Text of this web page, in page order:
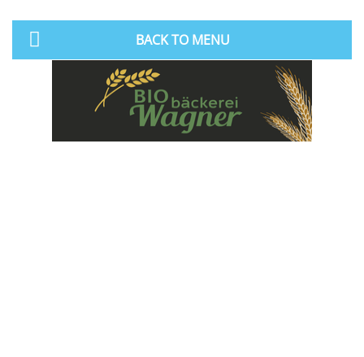
BACK TO MENU